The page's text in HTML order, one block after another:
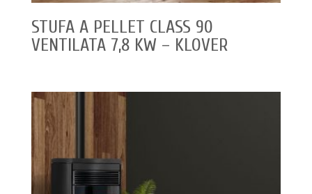
STUFA A PELLET CLASS 90
VENTILATA 7,8 KW – KLOVER